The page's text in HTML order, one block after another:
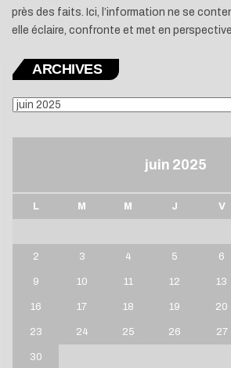
près des faits. Ici, l’information ne se
elle éclaire, confronte et met en perspective.
ARCHIVES
ARCHIVES
juin 2025
L M M J V
2 3 4 5 6
9 10 11 12 13
16 17 18 19 20
23 24 25 26 27
30